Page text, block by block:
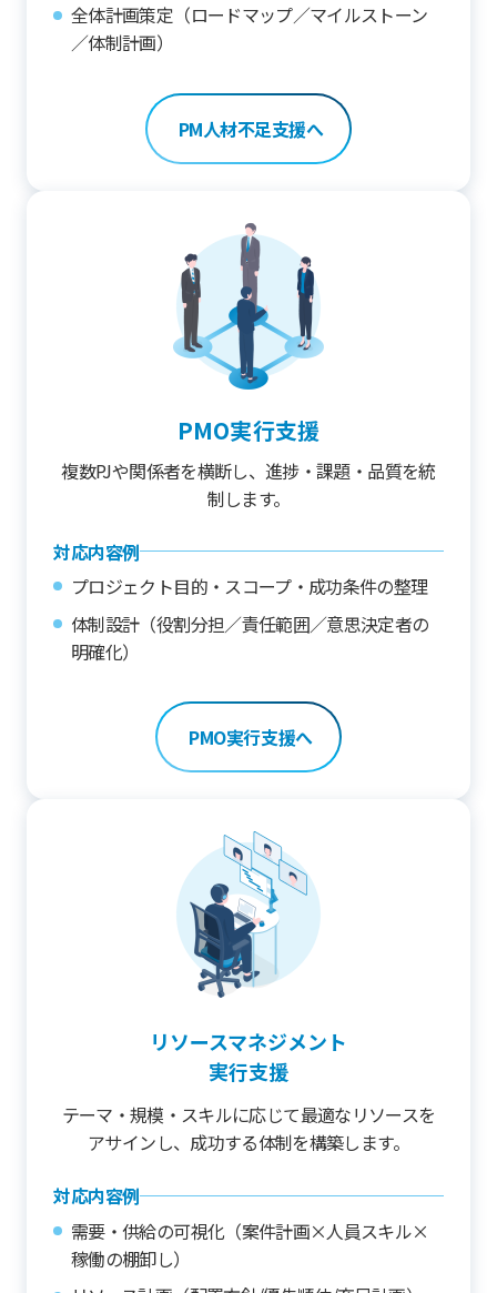
全体計画策定（ロードマップ／マイルストーン
／体制計画）
PM人材不足支援へ
PMO実行支援
複数PJや関係者を横断し、進捗・課題・品質を統
制します。
対応内容例
プロジェクト目的・スコープ・成功条件の整理
体制設計（役割分担／責任範囲／意思決定者の
明確化）
PMO実行支援へ
リソースマネジメント
実行支援
テーマ・規模・スキルに応じて最適なリソースを
アサインし、成功する体制を構築します。
対応内容例
需要・供給の可視化（案件計画×人員スキル×
稼働の棚卸し）